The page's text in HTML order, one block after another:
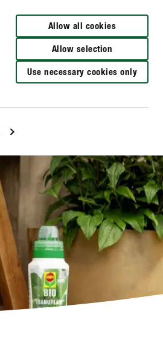
Allow all cookies
Allow selection
Use necessary cookies only